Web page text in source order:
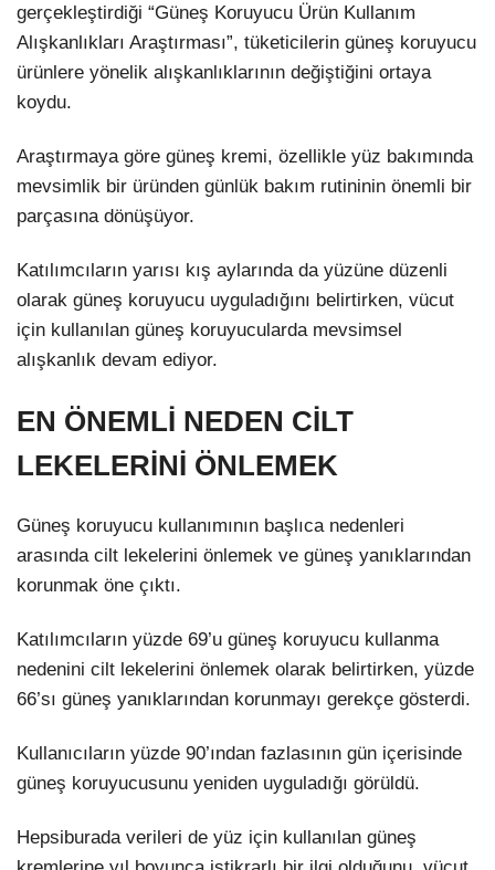
gerçekleştirdiği “Güneş Koruyucu Ürün Kullanım
Alışkanlıkları Araştırması”, tüketicilerin güneş koruyucu
ürünlere yönelik alışkanlıklarının değiştiğini ortaya
koydu.
Araştırmaya göre güneş kremi, özellikle yüz bakımında
mevsimlik bir üründen günlük bakım rutininin önemli bir
parçasına dönüşüyor.
Katılımcıların yarısı kış aylarında da yüzüne düzenli
olarak güneş koruyucu uyguladığını belirtirken, vücut
için kullanılan güneş koruyucularda mevsimsel
alışkanlık devam ediyor.
EN ÖNEMLİ NEDEN CİLT
LEKELERİNİ ÖNLEMEK
Güneş koruyucu kullanımının başlıca nedenleri
arasında cilt lekelerini önlemek ve güneş yanıklarından
korunmak öne çıktı.
Katılımcıların yüzde 69’u güneş koruyucu kullanma
nedenini cilt lekelerini önlemek olarak belirtirken, yüzde
66’sı güneş yanıklarından korunmayı gerekçe gösterdi.
Kullanıcıların yüzde 90’ından fazlasının gün içerisinde
güneş koruyucusunu yeniden uyguladığı görüldü.
Hepsiburada verileri de yüz için kullanılan güneş